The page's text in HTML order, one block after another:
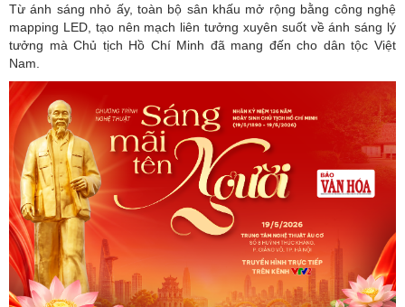
Từ ánh sáng nhỏ ấy, toàn bộ sân khấu mở rộng bằng công nghệ
mapping LED, tạo nên mạch liên tưởng xuyên suốt về ánh sáng lý
tưởng mà Chủ tịch Hồ Chí Minh đã mang đến cho dân tộc Việt
Nam.